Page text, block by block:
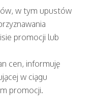
w tym upustów
promocji lub
cen, informuję
w ciągu
promocji.